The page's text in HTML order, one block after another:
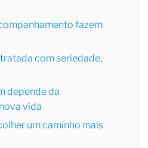
fazem
com seriedade,
depende da
vida
um caminho mais